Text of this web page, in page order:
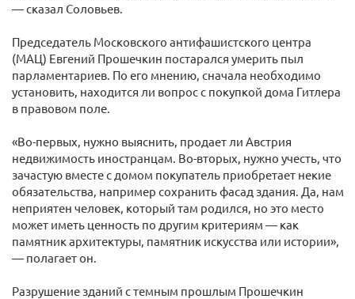
— сказал Соловьев.
Председатель Московского антифашистского центра
(МАЦ) Евгений Прошечкин постарался умерить пыл
парламентариев. По его мнению, сначала необходимо
установить, находится ли вопрос с покупкой дома Гитлера
в правовом поле.
«Во-первых, нужно выяснить, продает ли Австрия
недвижимость иностранцам. Во-вторых, нужно учесть, что
зачастую вместе с домом покупатель приобретает некие
обязательства, например сохранить фасад здания. Да, нам
неприятен человек, который там родился, но это место
может иметь ценность по другим критериям — как
памятник архитектуры, памятник искусства или истории»,
— полагает он.
Разрушение зданий с темным прошлым Прошечкин